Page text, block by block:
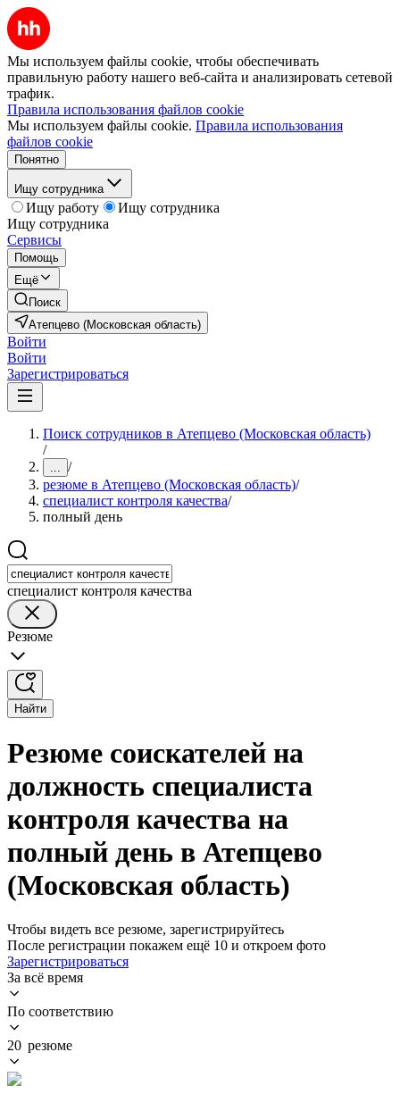
Мы используем файлы cookie, чтобы обеспечивать
правильную работу нашего веб-сайта и анализировать сетевой
трафик.
Правила использования файлов cookie
Мы используем файлы cookie. Правила использования
файлов cookie
Понятно
Ищу сотрудника
Ищу работу
Ищу сотрудника
Ищу сотрудника
Сервисы
Помощь
Ещё
Поиск
Атепцево (Московская область)
Войти
Войти
Зарегистрироваться
Поиск сотрудников в Атепцево (Московская область)
/
... /
резюме в Атепцево (Московская область)/
специалист контроля качества/
полный день
специалист контроля качества
Резюме
Найти
Резюме соискателей на
должность специалиста
контроля качества на
полный день в Атепцево
(Московская область)
Чтобы видеть все резюме, зарегистрируйтесь
После регистрации покажем ещё 10 и откроем фото
Зарегистрироваться
За всё время
По соответствию
20 резюме